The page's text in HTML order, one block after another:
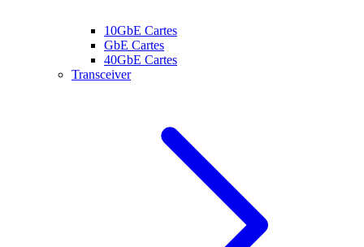
10GbE Cartes
GbE Cartes
40GbE Cartes
Transceiver